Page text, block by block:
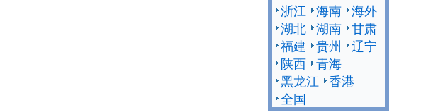
浙江 海南 海外
湖北 湖南 甘肃
福建 贵州
辽宁
陕西 青海
黑龙江 香港
全国